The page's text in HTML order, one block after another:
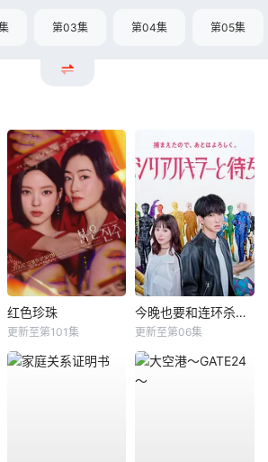
第03集 第04集 第05集
红色珍珠
更新至第101集
今晚也要和连环杀手约会
更新至第06集